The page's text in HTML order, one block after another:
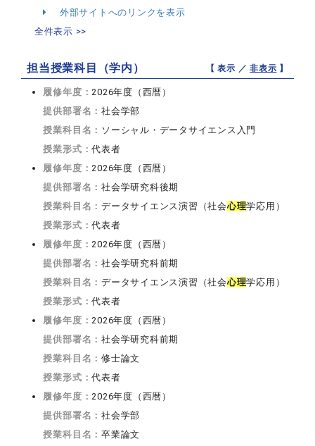
外部サイトへのリンクを表示
全件表示 >>
担当授業科目（学内） 【 表示 ／非表示 】
履修年度：2026年度（西暦）
提供部署名：社会学部
授業科目名： ソーシャル・データサイエンス入門
授業形式：代表者
履修年度：2026年度（西暦）
提供部署名：社会学研究科後期
授業科目名：データサイエンス演習（社会心理学応用）
授業形式：代表者
履修年度：2026年度（西暦）
提供部署名：社会学研究科前期
授業科目名：データサイエンス演習（社会心理学応用）
授業形式：代表者
履修年度：2026年度（西暦）
提供部署名：社会学研究科前期
授業科目名：修士論文
授業形式：代表者
履修年度：2026年度（西暦）
提供部署名：社会学部
授業科目名：卒業論文